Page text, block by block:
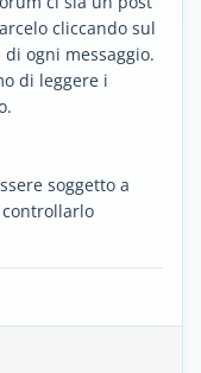
cliccando sul
ogni messaggio.
di leggere i
soggetto a